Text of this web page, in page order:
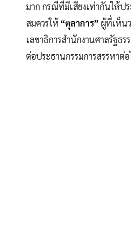
มาก กรณีที่มีเสียงเท่ากันให้ป
สมควรให้ “ตุลาการ” ผู้ที่เห็น
เลขาธิการสำนักงานศาลรัฐธ
ต่อประธานกรรมการสรรหาต่